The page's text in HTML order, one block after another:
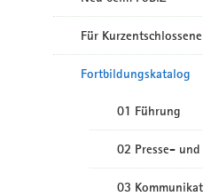
Für Kurzentschlossene
Fortbildungskatalog
01 Führung
02 Presse-
03